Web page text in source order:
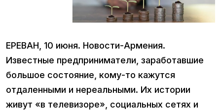
ЕРЕВАН, 10 июня. Новости-Армения.
Известные предприниматели, заработавшие
большое состояние, кому-то кажутся
отдаленными и нереальными. Их истории
живут «в телевизоре», социальных сетях и